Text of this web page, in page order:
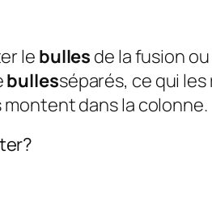
lebulles de la fusion
bullesséparés, ce qui
montent dans la colonne.